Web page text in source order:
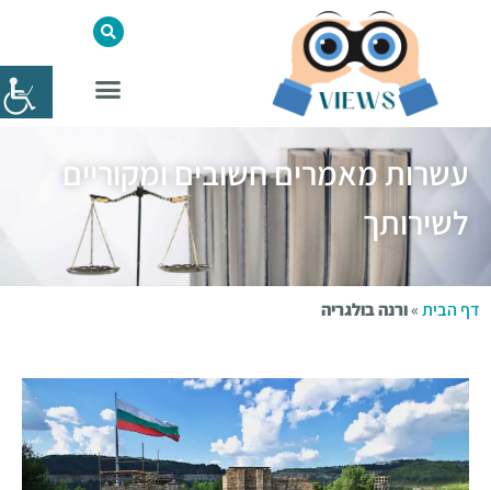
עשרות מאמרים חשובים ומקוריים
לשירותך
דף הבית»ורנה בולגריה